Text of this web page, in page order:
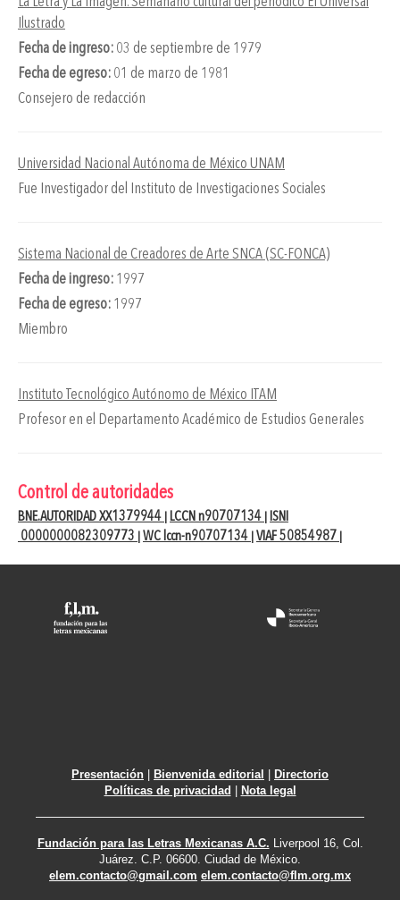
Ilustrado
Fecha de ingreso: 03 de septiembre de 1979
Fecha de egreso: 01 de marzo de 1981
Consejero de redacción
Universidad Nacional Autónoma de México UNAM
Fue Investigador del Instituto de Investigaciones Sociales
Sistema Nacional de Creadores de Arte SNCA (SC-FONCA)
Fecha de ingreso: 1997
Fecha de egreso: 1997
Miembro
Instituto Tecnológico Autónomo de México ITAM
Profesor en el Departamento Académico de Estudios Generales
Control de autoridades
BNE.AUTORIDAD XX1379944 LCCN n90707134
ISNI
0000000082309773
WC lccn-n90707134 VIAF 50854987
Presentación | Bienvenida editorial | Directorio
Políticas de privacidad | Nota legal
Fundación para las Letras Mexicanas A.C. Liverpool 16, Col.
Juárez. C.P. 06600. Ciudad de México.
elem.contacto@gmail.com elem.contacto@flm.org.mx